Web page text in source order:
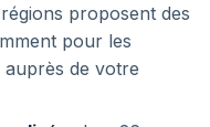
proposent des
pour les
de votre